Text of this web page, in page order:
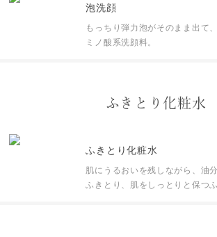
泡洗顔
もっちり弾力泡がそのまま出て
ミノ酸系洗顔料。
ふきとり化粧水
ふきとり化粧水
肌にうるおいを残しながら、油
ふきとり、肌をしっとりと保つ